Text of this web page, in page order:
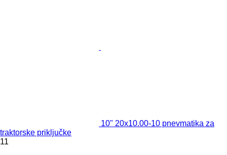
10" 20x10.00-10 pnevmatika za
traktorske priključke
11